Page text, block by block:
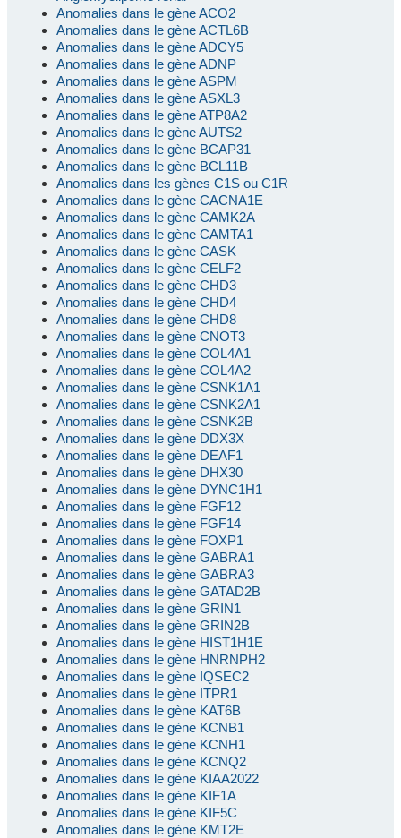
Anomalies dans le gène ACO2
Anomalies dans le gène ACTL6B
Anomalies dans le gène ADCY5
Anomalies dans le gène ADNP
Anomalies dans le gène ASPM
Anomalies dans le gène ASXL3
Anomalies dans le gène ATP8A2
Anomalies dans le gène AUTS2
Anomalies dans le gène BCAP31
Anomalies dans le gène BCL11B
Anomalies dans les gènes C1S ou C1R
Anomalies dans le gène CACNA1E
Anomalies dans le gène CAMK2A
Anomalies dans le gène CAMTA1
Anomalies dans le gène CASK
Anomalies dans le gène CELF2
Anomalies dans le gène CHD3
Anomalies dans le gène CHD4
Anomalies dans le gène CHD8
Anomalies dans le gène CNOT3
Anomalies dans le gène COL4A1
Anomalies dans le gène COL4A2
Anomalies dans le gène CSNK1A1
Anomalies dans le gène CSNK2A1
Anomalies dans le gène CSNK2B
Anomalies dans le gène DDX3X
Anomalies dans le gène DEAF1
Anomalies dans le gène DHX30
Anomalies dans le gène DYNC1H1
Anomalies dans le gène FGF12
Anomalies dans le gène FGF14
Anomalies dans le gène FOXP1
Anomalies dans le gène GABRA1
Anomalies dans le gène GABRA3
Anomalies dans le gène GATAD2B
Anomalies dans le gène GRIN1
Anomalies dans le gène GRIN2B
Anomalies dans le gène HIST1H1E
Anomalies dans le gène HNRNPH2
Anomalies dans le gène IQSEC2
Anomalies dans le gène ITPR1
Anomalies dans le gène KAT6B
Anomalies dans le gène KCNB1
Anomalies dans le gène KCNH1
Anomalies dans le gène KCNQ2
Anomalies dans le gène KIAA2022
Anomalies dans le gène KIF1A
Anomalies dans le gène KIF5C
Anomalies dans le gène KMT2E